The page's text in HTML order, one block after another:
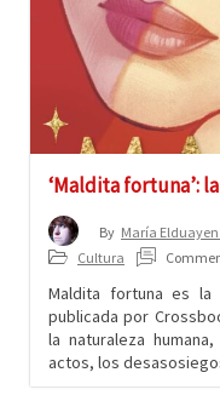
‘Maldita fortuna’:
By María
Cultura
Maldita fortuna es la
publicada por
la naturaleza
actos, los